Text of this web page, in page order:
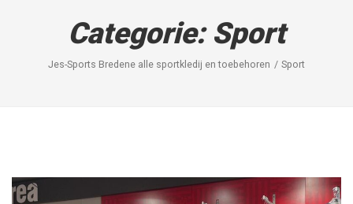
Categorie: Sport
Jes-Sports Bredene alle sportkledij en toebehoren Sport